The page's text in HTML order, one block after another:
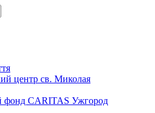
центр св. Миколая
фонд CARITAS Ужгород